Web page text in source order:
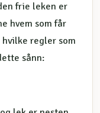
frie leken er
hvem som får
regler som
sånn: